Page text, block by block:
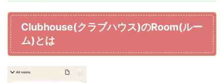
Clubhouse(クラブハウス)のRoom(ルー
ム)とは